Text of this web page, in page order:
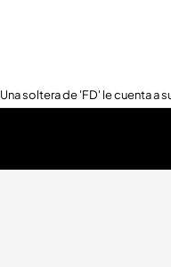
Una soltera de 'FD' le cuenta a